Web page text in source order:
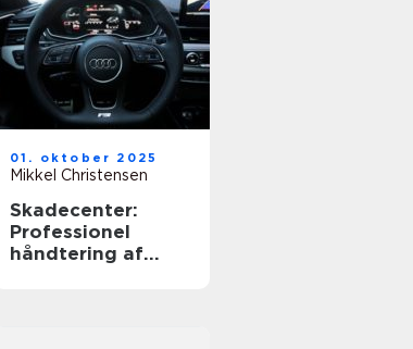
01. oktober 2025
Mikkel Christensen
Skadecenter:
Professionel
håndtering af